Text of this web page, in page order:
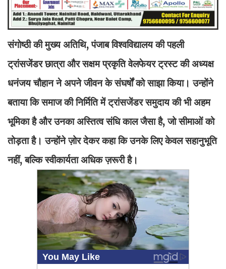
संगोष्ठी की मुख्य अतिथि, पंजाब विश्वविद्यालय की पहली
ट्रांसजेंडर छात्रा और सक्षम प्रकृति वेलफेयर ट्रस्ट की अध्यक्ष
धनंजय चौहान ने अपने जीवन के संघर्षों को साझा किया। उन्होंने
बताया कि समाज की निर्मिति में ट्रांसजेंडर समुदाय की भी अहम
भूमिका है और उनका अस्तित्व संधि काल जैसा है, जो सीमाओं को
तोड़ता है। उन्होंने ज़ोर देकर कहा कि उनके लिए केवल सहानुभूति
नहीं, बल्कि स्वीकार्यता अधिक ज़रूरी है।